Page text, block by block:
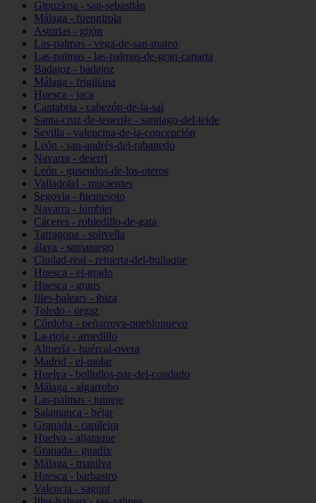
Gipuzkoa - san-sebastián
Málaga - fuengirola
Asturias - gijón
Las-palmas - vega-de-san-mateo
Las-palmas - las-palmas-de-gran-canaria
Badajoz - badajoz
Málaga - frigiliana
Huesca - jaca
Cantabria - cabezón-de-la-sal
Santa-cruz-de-tenerife - santiago-del-teide
Sevilla - valencina-de-la-concepción
León - san-andrés-del-rabanedo
Navarra - deierri
León - gusendos-de-los-oteros
Valladolid - mucientes
Segovia - fuentesoto
Navarra - lumbier
Cáceres - robledillo-de-gata
Tarragona - solivella
álava - samaniego
Ciudad-real - retuerta-del-bullaque
Huesca - el-grado
Huesca - graus
Illes-balears - ibiza
Toledo - orgaz
Córdoba - peñarroya-pueblonuevo
La-rioja - arnedillo
Almería - huércal-overa
Madrid - el-molar
Huelva - bollullos-par-del-condado
Málaga - algarrobo
Las-palmas - tuineje
Salamanca - béjar
Granada - capileira
Huelva - aljaraque
Granada - guadix
Málaga - manilva
Huesca - barbastro
Valencia - sagunt